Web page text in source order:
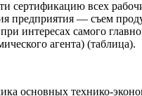
сертификацию всех
предприятия — съем
интересах самого
агента) (таблица).
основных технико-